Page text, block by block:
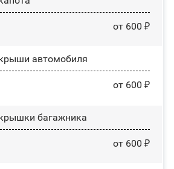
от 600 ₽
автомобиля
от 600 ₽
багажника
от 600 ₽